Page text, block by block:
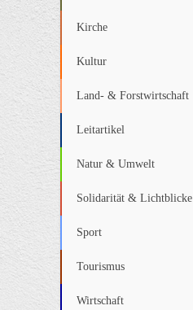
Kirche
Kultur
Land- & Forstwirtschaft
Leitartikel
Natur & Umwelt
Solidarität & Lichtblicke
Sport
Tourismus
Wirtschaft